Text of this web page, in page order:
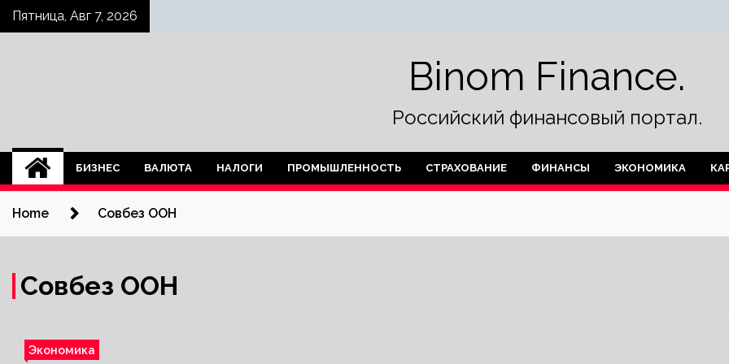
SkipПятница, Авг 7, 2026
Binom Finance.
Российский финансовый портал.
БИЗНЕС ВАЛЮТА НАЛОГИ ПРОМЫШЛЕННОСТЬ СТРАХОВАНИЕ ФИНАНСЫ ЭКОНОМИКА
Home Совбез ООН
Совбез ООН
Экономика